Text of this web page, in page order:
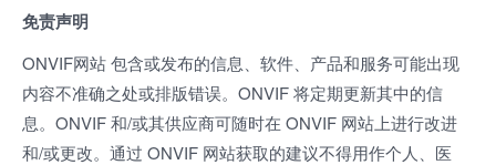
免责声明
ONVIF网站 包含或发布的信息、软件、产品和服务可能出现
内容不准确之处或排版错误。ONVIF 将定期更新其中的信
息。ONVIF 和/或其供应商可随时在 ONVIF 网站上进行改进
和/或更改。通过 ONVIF 网站获取的建议不得用作个人、医